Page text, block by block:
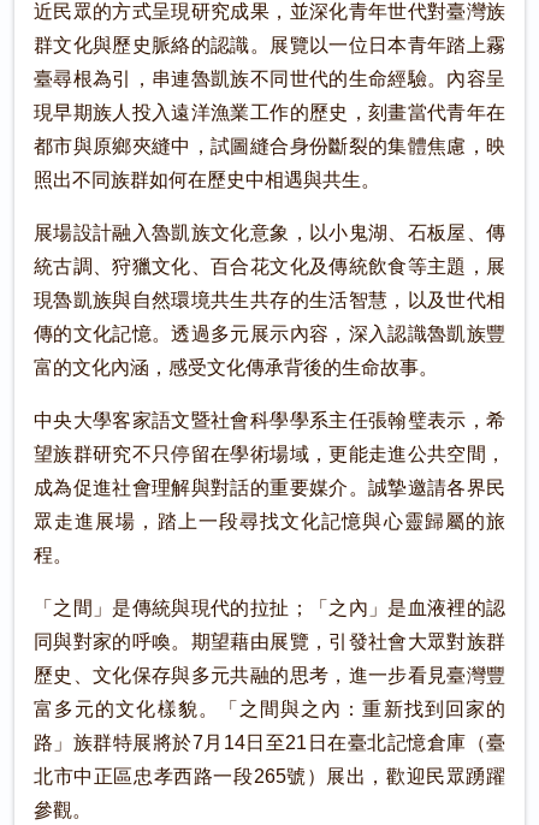
近民眾的方式呈現研究成果，並深化青年世代對臺灣族
群文化與歷史脈絡的認識。展覽以一位日本青年踏上霧
臺尋根為引，串連魯凱族不同世代的生命經驗。內容呈
現早期族人投入遠洋漁業工作的歷史，刻畫當代青年在
都市與原鄉夾縫中，試圖縫合身份斷裂的集體焦慮，映
照出不同族群如何在歷史中相遇與共生。
展場設計融入魯凱族文化意象，以小鬼湖、石板屋、傳
統古調、狩獵文化、百合花文化及傳統飲食等主題，展
現魯凱族與自然環境共生共存的生活智慧，以及世代相
傳的文化記憶。透過多元展示內容，深入認識魯凱族豐
富的文化內涵，感受文化傳承背後的生命故事。
中央大學客家語文暨社會科學學系主任張翰璧表示，希
望族群研究不只停留在學術場域，更能走進公共空間，
成為促進社會理解與對話的重要媒介。誠摯邀請各界民
眾走進展場，踏上一段尋找文化記憶與心靈歸屬的旅
程。
「之間」是傳統與現代的拉扯；「之內」是血液裡的認
同與對家的呼喚。期望藉由展覽，引發社會大眾對族群
歷史、文化保存與多元共融的思考，進一步看見臺灣豐
富多元的文化樣貌。「之間與之內：重新找到回家的
路」族群特展將於7月14日至21日在臺北記憶倉庫（臺
北市中正區忠孝西路一段265號）展出，歡迎民眾踴躍
參觀。